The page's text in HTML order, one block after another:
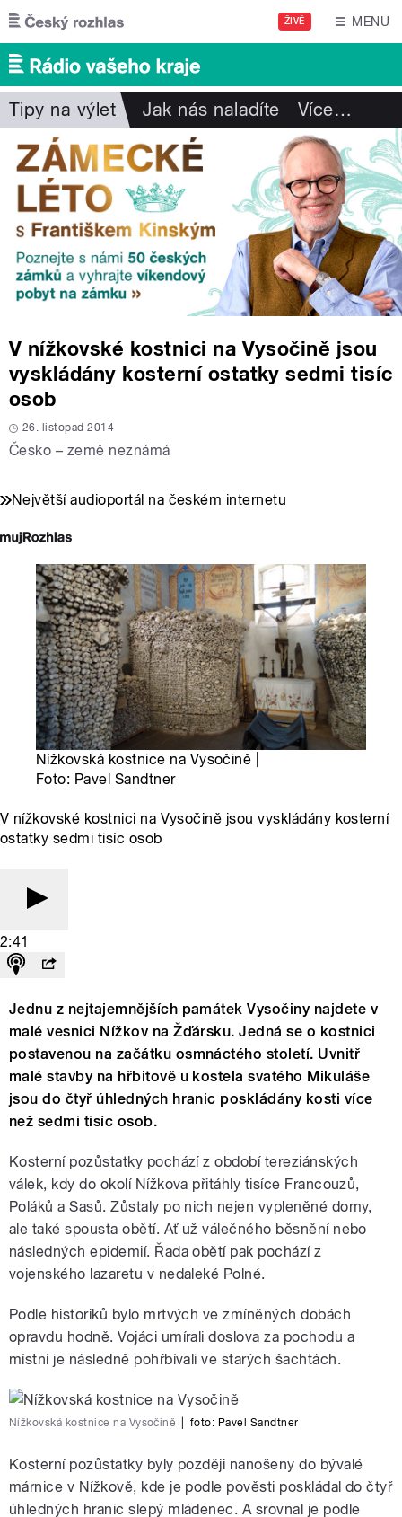
Přejít k hlavnímu obsahu
ŽIVĚ MENU
Tipy na výlet Jak nás naladíte Více…
V nížkovské kostnici na Vysočině jsou
vyskládány kosterní ostatky sedmi tisíc
osob
26. listopad 2014
Česko – země neznámá
Největší audioportál na českém internetu
Nížkovská kostnice na Vysočině |
Foto: Pavel Sandtner
V nížkovské kostnici na Vysočině jsou vyskládány kosterní
ostatky sedmi tisíc osob
2:41
Jednu z nejtajemnějších památek Vysočiny najdete v
malé vesnici Nížkov na Žďársku. Jedná se o kostnici
postavenou na začátku osmnáctého století. Uvnitř
malé stavby na hřbitově u kostela svatého Mikuláše
jsou do čtyř úhledných hranic poskládány kosti více
než sedmi tisíc osob.
Kosterní pozůstatky pochází z období tereziánských
válek, kdy do okolí Nížkova přitáhly tisíce Francouzů,
Poláků a Sasů. Zůstaly po nich nejen vypleněné domy,
ale také spousta obětí. Ať už válečného běsnění nebo
následných epidemií. Řada obětí pak pochází z
vojenského lazaretu v nedaleké Polné.
Podle historiků bylo mrtvých ve zmíněných dobách
opravdu hodně. Vojáci umírali doslova za pochodu a
místní je následně pohřbívali ve starých šachtách.
Nížkovská kostnice na Vysočině foto: Pavel Sandtner
Kosterní pozůstatky byly později nanošeny do bývalé
márnice v Nížkově, kde je podle pověsti poskládal do čtyř
úhledných hranic slepý mládenec. A srovnal je podle